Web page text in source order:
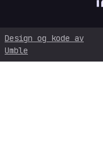
Design og kode av
Umble